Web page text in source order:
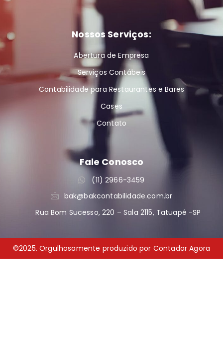
Nossos Serviços:
Abertura de Empresa
Serviços Contábeis
Contabilidade para Restaurantes e Bares
Cases
Contato
Fale Conosco
(11) 2966-3459
bak@bakcontabilidade.com.br
Rua Bom Sucesso, 220 – Sala 2115, Tatuapé -SP
©2025. Orgulhosamente produzido por Contador Agora